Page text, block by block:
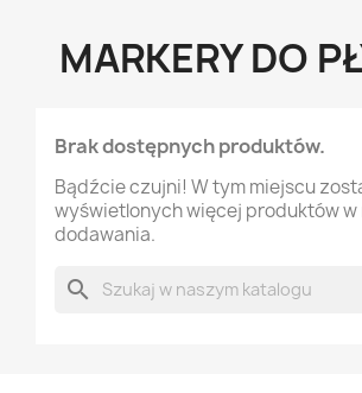
MARKERY DO
Brak dostępnych produktów.
Bądźcie czujni! W tym miejscu
wyświetlonych więcej produktów w
dodawania.
search